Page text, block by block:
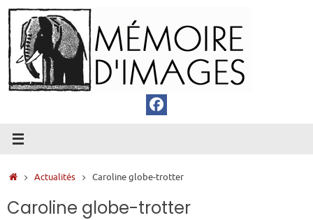
Passer
au
contenu
Accueil
Actualités Caroline globe-trotter
Caroline globe-trotter